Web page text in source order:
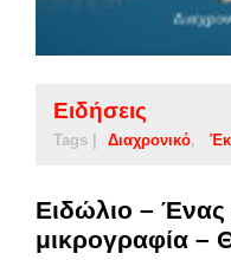
Ειδήσεις
Tags | Διαχρονικό
Ειδώλιο –
μικρογραφία –